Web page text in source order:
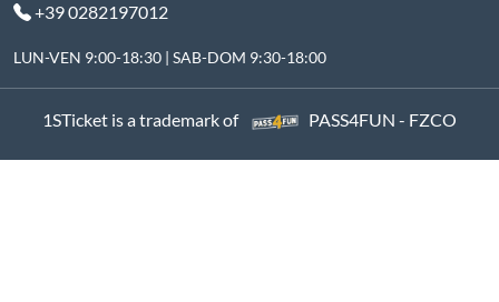
+39 0282197012
LUN-VEN 9:00-18:30 | SAB-DOM 9:30-18:00
1STicket is a trademark of PASS4FUN - FZCO